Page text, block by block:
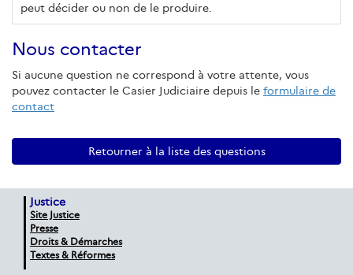
peut décider ou non de le produire.
Nous contacter
Si aucune question ne correspond à votre attente, vous
pouvez contacter le Casier Judiciaire depuis le formulaire de
contact
Retourner à la liste des questions
Justice
Site Justice
Presse
Droits & Démarches
Textes & Réformes